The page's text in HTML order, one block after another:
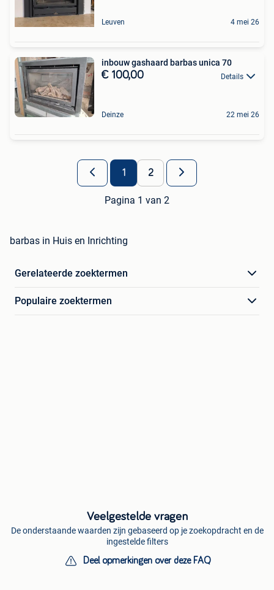
Leuven 4 mei 26
inbouw gashaard barbas unica 70
€ 100,00 Details
Deinze 22 mei 26
1 2
Pagina 1 van 2
barbas in Huis en Inrichting
Gerelateerde zoektermen
Populaire zoektermen
Veelgestelde vragen
De onderstaande waarden zijn gebaseerd op je zoekopdracht en de
ingestelde filters
Deel opmerkingen over deze FAQ